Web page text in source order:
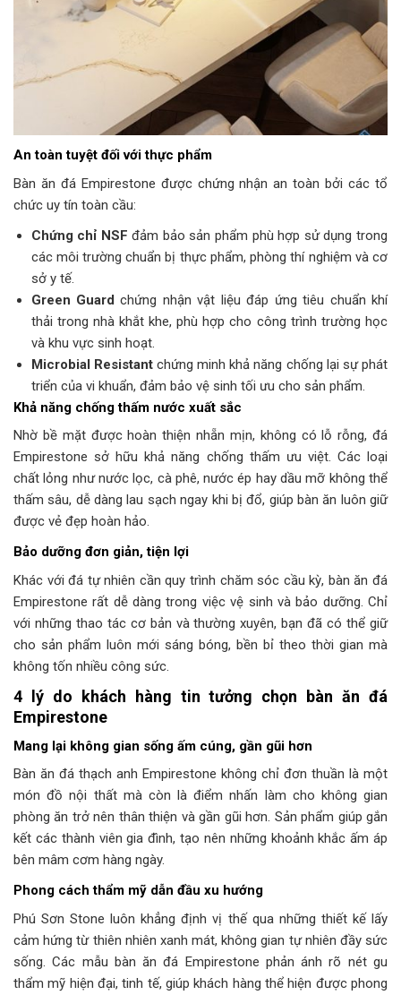
An toàn tuyệt đối với thực phẩm
Bàn ăn đá Empirestone được chứng nhận an toàn bởi các tổ
chức uy tín toàn cầu:
Chứng chỉ NSF đảm bảo sản phẩm phù hợp sử dụng trong
các môi trường chuẩn bị thực phẩm, phòng thí nghiệm và cơ
sở y tế.
Green Guard chứng nhận vật liệu đáp ứng tiêu chuẩn khí
thải trong nhà khắt khe, phù hợp cho công trình trường học
và khu vực sinh hoạt.
Microbial Resistantchứng minh khả năng chống lại sự phát
triển của vi khuẩn, đảm bảo vệ sinh tối ưu cho sản phẩm.
Khả năng chống thấm nước xuất sắc
Nhờ bề mặt được hoàn thiện nhẵn mịn, không có lỗ rỗng, đá
Empirestone sở hữu khả năng chống thấm ưu việt. Các loại
chất lỏng như nước lọc, cà phê, nước ép hay dầu mỡ không thể
thấm sâu, dễ dàng lau sạch ngay khi bị đổ, giúp bàn ăn luôn giữ
được vẻ đẹp hoàn hảo.
Bảo dưỡng đơn giản, tiện lợi
Khác với đá tự nhiên cần quy trình chăm sóc cầu kỳ, bàn ăn đá
Empirestone rất dễ dàng trong việc vệ sinh và bảo dưỡng. Chỉ
với những thao tác cơ bản và thường xuyên, bạn đã có thể giữ
cho sản phẩm luôn mới sáng bóng, bền bỉ theo thời gian mà
không tốn nhiều công sức.
4 lý do khách hàng tin tưởng chọn bàn ăn đá
Empirestone
Mang lại không gian sống ấm cúng, gần gũi hơn
Bàn ăn đá thạch anh Empirestone không chỉ đơn thuần là một
món đồ nội thất mà còn là điểm nhấn làm cho không gian
phòng ăn trở nên thân thiện và gần gũi hơn. Sản phẩm giúp gắn
kết các thành viên gia đình, tạo nên những khoảnh khắc ấm áp
bên mâm cơm hàng ngày.
Phong cách thẩm mỹ dẫn đầu xu hướng
Phú Sơn Stone luôn khẳng định vị thế qua những thiết kế lấy
cảm hứng từ thiên nhiên xanh mát, không gian tự nhiên đầy sức
sống. Các mẫu bàn ăn đá Empirestone phản ánh rõ nét gu
thẩm mỹ hiện đại, tinh tế, giúp khách hàng thể hiện được phong